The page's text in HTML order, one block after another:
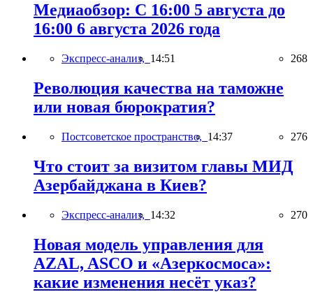
Медиаобзор: С 16:00 5 августа до
16:00 6 августа 2026 года
Экспресс-анализ, 14:51 268
Революция качества на таможне
или новая бюрократия?
Постсоветское пространство, 14:37 276
Что стоит за визитом главы МИД
Азербайджана в Киев?
Экспресс-анализ, 14:32 270
Новая модель управления для
AZAL, ASCO и «Азеркосмоса»:
какие изменения несёт указ?